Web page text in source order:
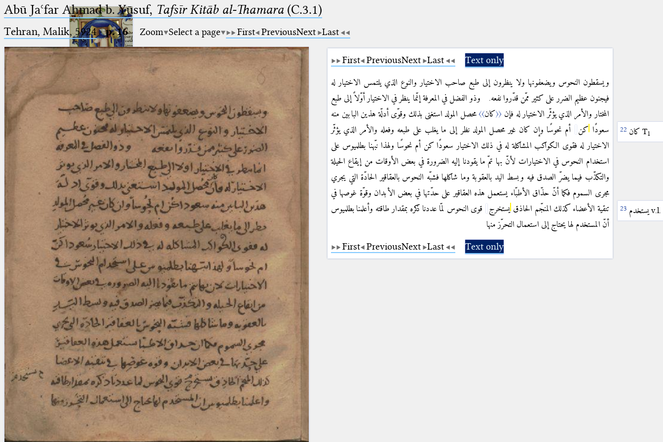
Ptolemaeus
Arabus et Latinus
(the underscore) is the placeholder
for exactly one character.
(the percent sign) is the
placeholder for no, one or more
than one character.
(two percent signs) is the
placeholder for no, one or more
than one character, but not for
blank space (so that a search ends
at word boundaries).
🔎︎
Start
Project
Team
News
Jobs
Publications
Conference
Arabic Works
Arabic Manuscripts
Latin Works
Latin Manuscripts
Latin Early Prints
Images
Texts
betaGlossary
Resources
Abū Jaʿfar Aḥmad b. Yūsuf, Tafsīr Kitāb al-Thamara(C.3.1)
Tehran, Malik, 5924·p. 16 Zoom Select a page First PreviousNext Last
First PreviousNext Last Text only
ويسقطون النحوس ويضعفونها ولا ينظرون إلى طبع صاحب الاختيار والنوع الذي يلتمس الاختيار له
فيجنون عظيم الضرر على كثير ممّن قدّروا نفعه. وذو الفضل في المعرفة إنّما ينظر في الاختيار أوّلاً إلى طبع
المختار والأمر الذي يؤثّر الاختيار له فإن 〈〈كان〉〉محصل المولد استغنى بذلك وقوّى أدلّة هذين البابين منه
سعودًا كن كان T1
أم نحوسًا وإن كان غير محصل المولد نظر إلى ما يغلب على طبعه وفعله والأمر الذي يؤثّر
الاختيار له فقوى الكواكب المشاكلة له في ذلك الاختيار سعودًا كن أم نحوسًا ولهذا نبّهنا بطلميوس على
استخدام النحوس في الاختيارات لأنّ بها تمّ ما يقودنا إليه الضرورة في بعض الأوقات من إيقاع الحيلة
والتكذّب فيما يضرّ الصدق فيه وبسط اليد بالعقوبة وما شاكلها فشبّه النحوس بالعقاقير الحادّة التي يجري
مجرى السموم فكما أنّ حذّاق الأطبّاء يستعمل هذه العقاقير على حدّتها في بعض الأبدان وقوّة غوصها في
تنقية الأعضاء كذلك المنجّم الحاذق يستخرج يستخدم v.l.
قوى النحوس لمّا عددنا ذكره بمقدار طاقته وأعلمنا بطلميوس
أنّ المستخدم لها يحتاج إلى استعمال التحرّز منها
First PreviousNext Last Text only